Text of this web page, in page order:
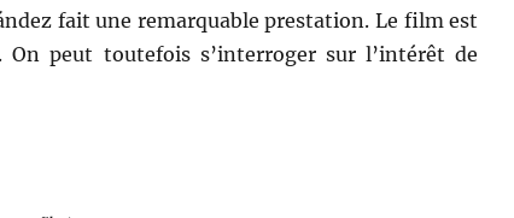
fait une remarquable prestation. Le film est
peut toutefois s’interroger sur l’intérêt de